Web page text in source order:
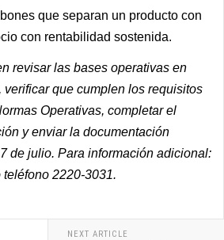
que separan un producto con
con rentabilidad sostenida.
revisar las bases operativas en
verificar que cumplen los requisitos
Operativas, completar el
y enviar la documentación
de julio. Para información adicional:
teléfono 2220-3031.
NEXT ARTICLE